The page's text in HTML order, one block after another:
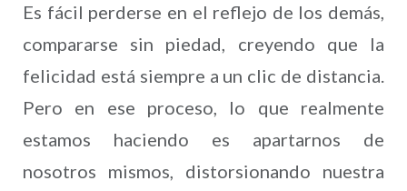
Es fácil perderse en el reflejo de los demás,
compararse sin piedad, creyendo que la
felicidad está siempre a un clic de distancia.
Pero en ese proceso, lo que realmente
estamos haciendo es apartarnos de
nosotros mismos, distorsionando nuestra